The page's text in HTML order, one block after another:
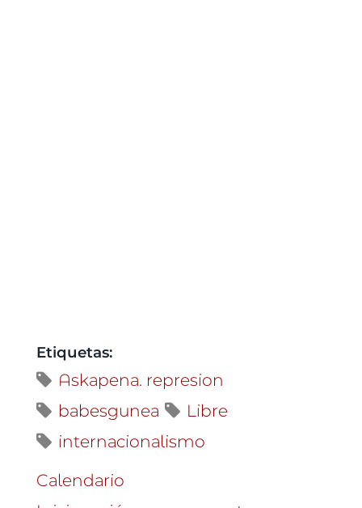
Etiquetas:
Askapena. represion
babesgunea
Libre
internacionalismo
Calendario